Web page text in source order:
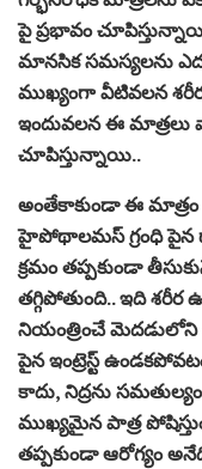
పై ప్రభావం
మానసిక సమస్యలను
ముఖ్యంగా వీటివలన
ఇందువలన ఈ మాత్రలు
చూపిస్తున్నాయి..
అంతేకాకుండా ఈ మాత్రం
హైపోథాలమస్ గ్రంధి పైన
క్రమం తప్పకుండా
తగ్గిపోతుంది.. ఇది శరీర
నియంత్రించే
పైన ఇంట్రెస్ట్
కాదు, నిద్రను
ముఖ్యమైన పాత్ర
తప్పకుండా ఆరోగ్యం